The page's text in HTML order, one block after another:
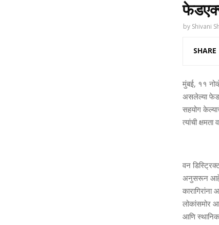
by Shivani
SHARE
मुंबई, ११
असलेल्या
सहयोग
त्यांची
वन
अनुसरून आहे.
लोकांसमोर
आणि स्थानिक